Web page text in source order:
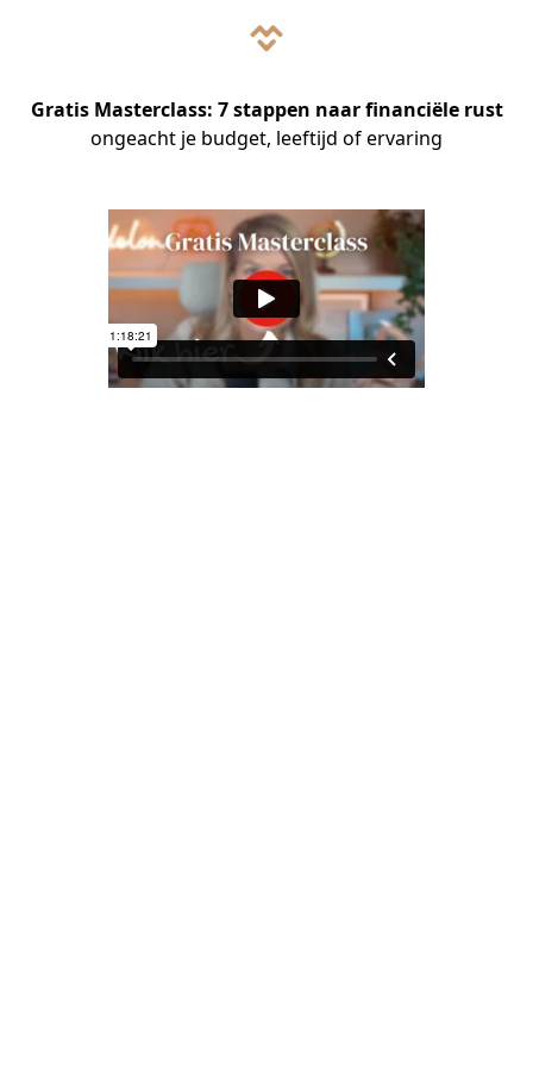
Gratis Masterclass: 7 stappen naarfinanciële rust
ongeacht je budget, leeftijd of ervaring